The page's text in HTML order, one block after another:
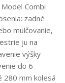
Combi
zadné
mulčovanie,
ju na
výšky
do 6
280 mm kolesá